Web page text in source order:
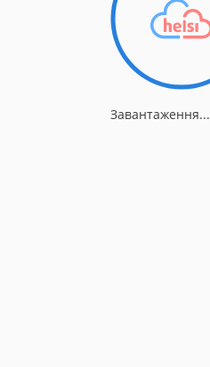
Завантаження...